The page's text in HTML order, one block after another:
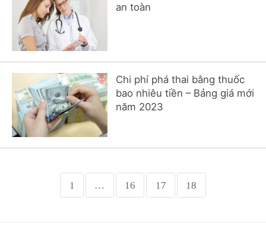
an toàn
Chi phí phá thai bằng thuốc
bao nhiêu tiền – Bảng giá mới
năm 2023
1 … 16 17 18